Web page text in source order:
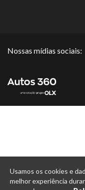
Usamos os cookies e
melhor experiência
Nossas mídias sociais: